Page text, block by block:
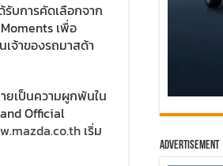
รับการคัดเลือกจาก
เพื่อ
จ้าของรถมาสด้า
เป็นความผูกพันใน
Official
เริ่ม
Advertisement